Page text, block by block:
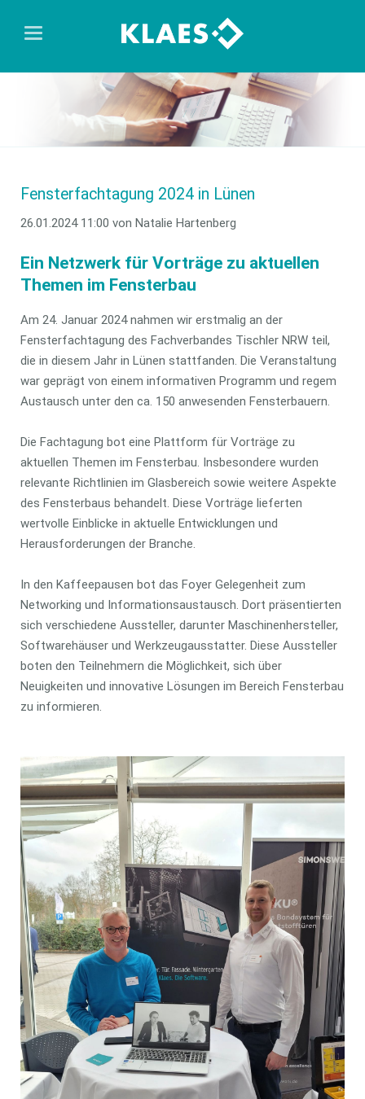
Fensterfachtagung 2024 in Lünen
26.01.2024 11:00 von Natalie Hartenberg
Ein Netzwerk für Vorträge zu aktuellen
Themen im Fensterbau
Am 24. Januar 2024 nahmen wir erstmalig an der
Fensterfachtagung des Fachverbandes Tischler NRW teil,
die in diesem Jahr in Lünen stattfanden. Die Veranstaltung
war geprägt von einem informativen Programm und regem
Austausch unter den ca. 150 anwesenden Fensterbauern.
Die Fachtagung bot eine Plattform für Vorträge zu
aktuellen Themen im Fensterbau. Insbesondere wurden
relevante Richtlinien im Glasbereich sowie weitere Aspekte
des Fensterbaus behandelt. Diese Vorträge lieferten
wertvolle Einblicke in aktuelle Entwicklungen und
Herausforderungen der Branche.
In den Kaffeepausen bot das Foyer Gelegenheit zum
Networking und Informationsaustausch. Dort präsentierten
sich verschiedene Aussteller, darunter Maschinenhersteller,
Softwarehäuser und Werkzeugausstatter. Diese Aussteller
boten den Teilnehmern die Möglichkeit, sich über
Neuigkeiten und innovative Lösungen im Bereich Fensterbau
zu informieren.